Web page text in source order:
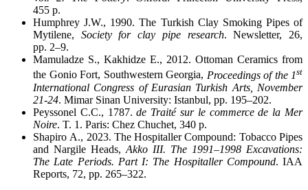
455 p.
Humphrey J.W., 1990. The Turkish Clay Smoking Pipes of
Mytilene, Society for clay pipe research. Newsletter, 26,
pp. 2–9.
Mamuladze S., Kakhidze E., 2012. Ottoman Ceramics from
the Gonio Fort, Southwestern Georgia, Proceedings of the 1st
International Congress of Eurasian Turkish Arts, November
21-24. Mimar Sinan University: Istanbul, pp. 195–202.
Peyssonel C.C., 1787.de Traité sur le commerce de la Mer
Noire. T. 1. Paris: Chez Chuchet, 340 p.
Shapiro A., 2023. The Hospitaller Compound: Tobacco Pipes
and Nargile Heads, Akko III. The 1991–1998 Excavations:
The Late Periods. Part I: The Hospitaller Compound. IAA
Reports, 72, pp. 265–322.